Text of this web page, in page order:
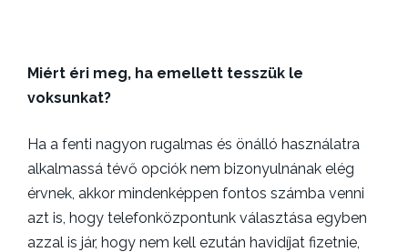
Miért éri meg, ha emellett tesszük le
voksunkat?
Ha a fenti nagyon rugalmas és önálló használatra
alkalmassá tévő opciók nem bizonyulnának elég
érvnek, akkor mindenképpen fontos számba venni
azt is, hogy telefonközpontunk választása egyben
azzal is jár, hogy nem kell ezután havidíjat fizetnie,